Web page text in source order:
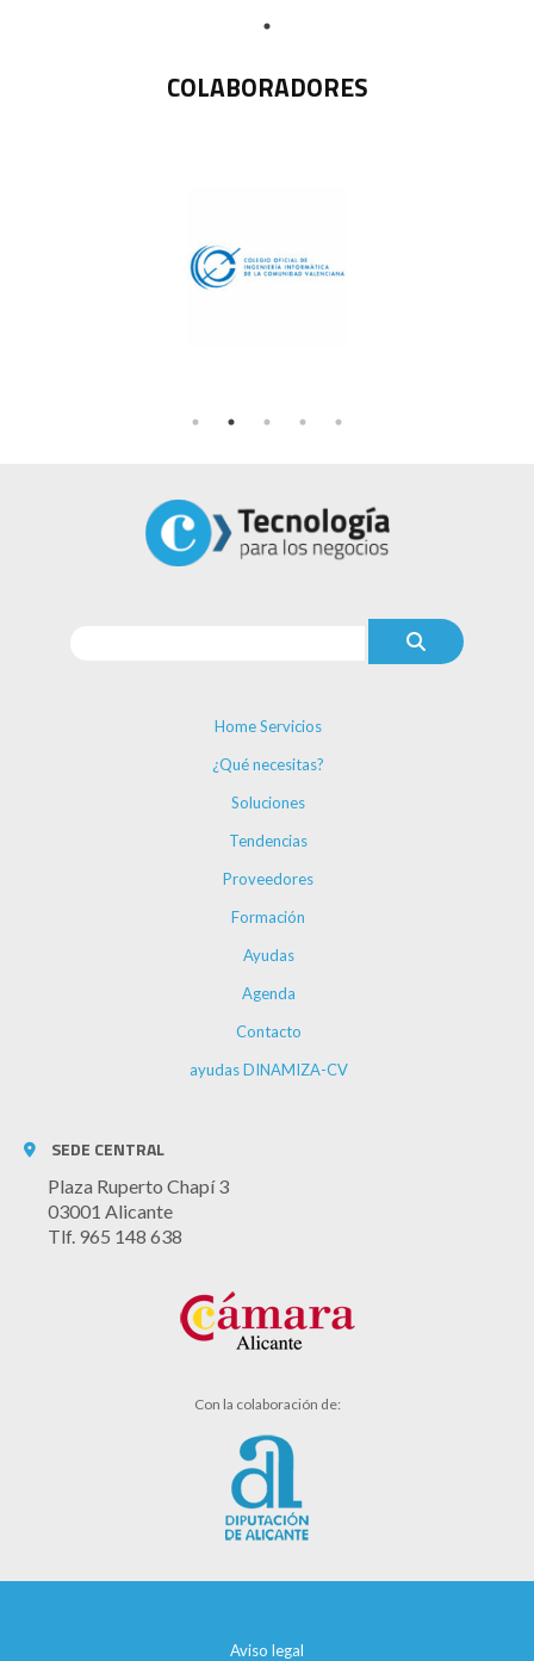
COLABORADORES
Home Servicios
¿Qué necesitas?
Soluciones
Tendencias
Proveedores
Formación
Ayudas
Agenda
Contacto
ayudas DINAMIZA-CV
SEDE CENTRAL
Plaza Ruperto Chapí 3
03001 Alicante
Tlf. 965 148 638
Con la colaboración de:
Aviso legal